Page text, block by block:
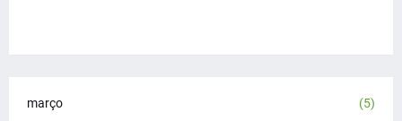
março (5)